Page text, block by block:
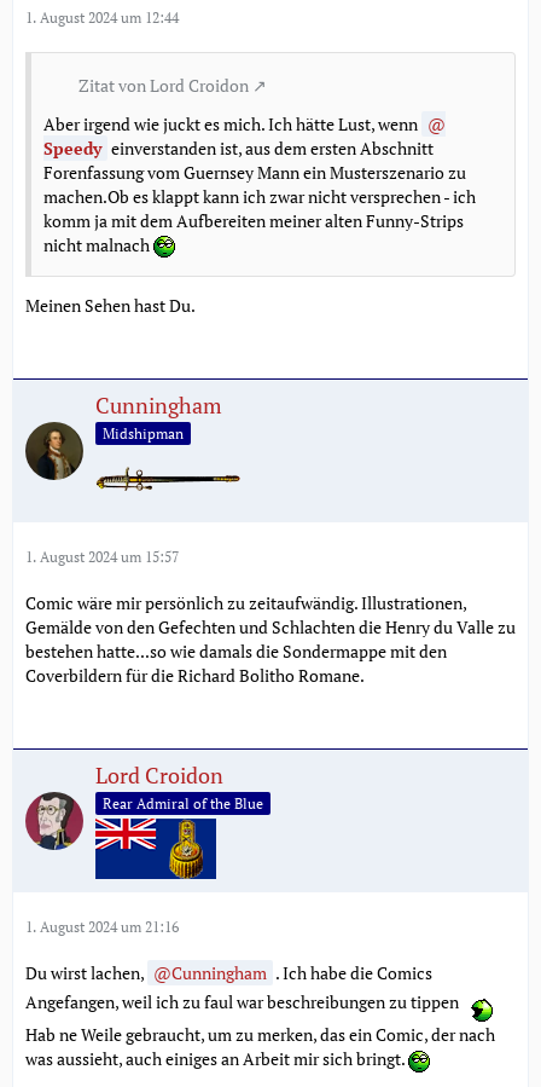
1. August 2024 um 12:44
Zitat von Lord Croidon
Aber irgend wie juckt es mich. Ich hätte Lust, wenn
Speedy einverstanden ist, aus dem ersten Abschnitt
Forenfassung vom Guernsey Mann ein Musterszenario zu
machen.Ob es klappt kann ich zwar nicht versprechen - ich
komm ja mit dem Aufbereiten meiner alten Funny-Strips
nicht malnach
Meinen Sehen hast Du.
Cunningham
Midshipman
1. August 2024 um 15:57
Comic wäre mir persönlich zu zeitaufwändig. Illustrationen,
Gemälde von den Gefechten und Schlachten die Henry du Valle zu
bestehen hatte...so wie damals die Sondermappe mit den
Coverbildern für die Richard Bolitho Romane.
Lord Croidon
Rear Admiral of the Blue
1. August 2024 um 21:16
Du wirst lachen, Cunningham . Ich habe die Comics
Angefangen, weil ich zu faul war beschreibungen zu tippen
Hab ne Weile gebraucht, um zu merken, das ein Comic, der nach
was aussieht, auch einiges an Arbeit mir sich bringt.